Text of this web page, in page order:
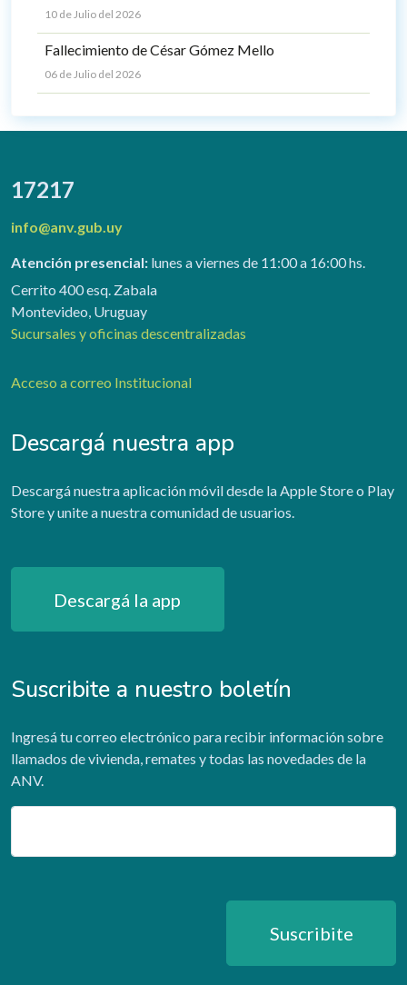
10 de Julio del 2026
Fallecimiento de César Gómez Mello
06 de Julio del 2026
17217
info@anv.gub.uy
Atención presencial: lunes a viernes de 11:00 a 16:00 hs.
Cerrito 400 esq. Zabala
Montevideo, Uruguay
Sucursales y oficinas descentralizadas
Acceso a correo Institucional
Descargá nuestra app
Descargá nuestra aplicación móvil desde la Apple Store o Play
Store y unite a nuestra comunidad de usuarios.
Descargá la app
Suscribite a nuestro boletín
Ingresá tu correo electrónico para recibir información sobre
llamados de vivienda, remates y todas las novedades de la
ANV.
Email
Suscribite